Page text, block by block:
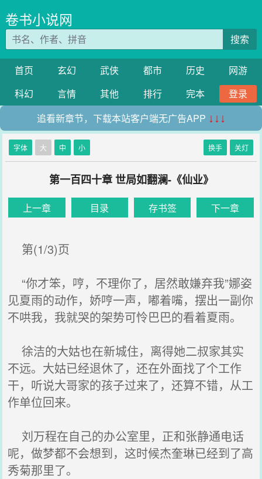
卷书小说网
搜索
首页 玄幻 武侠 都市 历史
网游
科幻
言情 其他 排行 完本
登录
追看新章节，下载本站客户端无广告APP ↓↓↓
字体 大 中 小 换手 关灯
第一百四十章 世局如翻澜-《仙业》
上一章 目录 存书签 下一章
第(1/3)页
“你才笨，哼，不理你了，居然敢嫌弃我”娜姿
见夏雨的动作，娇哼一声，嘟着嘴，摆出一副你
不哄我，我就哭的架势可怜巴巴的看着夏雨。
徐洁的大姑也在新城住，离得她二叔家其实
不远。大姑已经退休了，还在外面找了个工作
干，听说大哥家的孩子过来了，还算不错，从工
作单位回来。
刘万程在自己的办公室里，正和张静通电话
呢，做梦都不会想到，这时候杰奎琳已经到了高
秀菊那里了。